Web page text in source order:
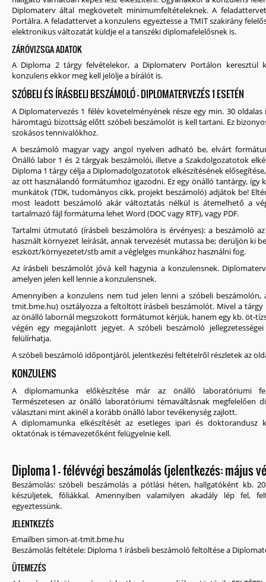
Diplomaterv által megkövetelt minimumfeltételeknek. A
Portálra. A feladattervet a konzulens egyeztesse a TMIT szakirány
elektronikus változatát küldje el a tanszéki diplomafelelősnek is.
ZÁRÓVIZSGA ADATOK
A Diploma 2 tárgy felvételekor, a Diplomaterv Portálon keresztül
konzulens ekkor meg kell jelölje a bírálót is.
SZÓBELI ÉS ÍRÁSBELI BESZÁMOLÓ - DIPLOMATERVEZÉS 1 ESETÉN
A Diplomatervezés 1 félév követelményének része egy min. 30 oldalas
háromtagú bizottság előtt szóbeli beszámolót is kell tartani. Ez
szokásos tennivalókhoz.
A beszámoló magyar vagy angol nyelven adható be, elvárt
Önálló labor 1 és 2 tárgyak beszámolói, illetve a Szakdolgozatotok
Diploma 1 tárgy célja a Diplomadolgozatotok elkészítésének
az ott használandó formátumhoz igazodni. Ez egy önálló tantárgy,
munkátok (TDK, tudományos cikk, projekt beszámoló) adjátok be!
most leadott beszámoló akár változtatás nélkül is átemelhető a
tartalmazó fájl formátuma lehet Word (DOC vagy RTF), vagy PDF.
Tartalmi útmutató (írásbeli beszámolóra is érvényes): a beszámoló
használt környezet leírását, annak tervezését mutassa be; derüljön ki
eszközt/környezetet/stb amit a véglelges munkához használni fog.
Az írásbeli beszámolót jóvá kell hagynia a konzulensnek.
amelyen jelen kell lennie a konzulensnek.
Amennyiben a konzulens nem tud jelen lenni a szóbeli
tmit.bme.hu) osztályozza a feltöltött írásbeli beszámolót. Mivel a
az önálló labornál megszokott formátumot kérjük, hanem egy kb. öt-
végén egy megajánlott jegyet. A szóbeli beszámoló
felülírhatja.
A szóbeli beszámoló időpontjáról, jelentkezési feltételről részletek az
KONZULENS
A diplomamunka előkészítése már az önálló laboratóriumi
Természetesen az önálló laboratóriumi témaváltásnak megfelelően
választani mint akinél a korább önálló labor tevékenység zajlott.
A diplomamunka elkészítését az esetleges ipari és doktorandusz
oktatónak is témavezetőként felügyelnie kell.
Diploma 1 - félévvégi beszámolás (jelentkezés: május
Beszámolás: szóbeli beszámolás a pótlási héten, hallgatóként kb.
készüljetek, fóliákkal. Amennyiben valamilyen akadály lép fel,
egyeztessünk.
JELENTKEZÉS
Emailben simon-at-tmit.bme.hu
Beszámolás feltétele: Diploma 1 írásbeli beszámoló feltöltése a
ÜTEMEZÉS